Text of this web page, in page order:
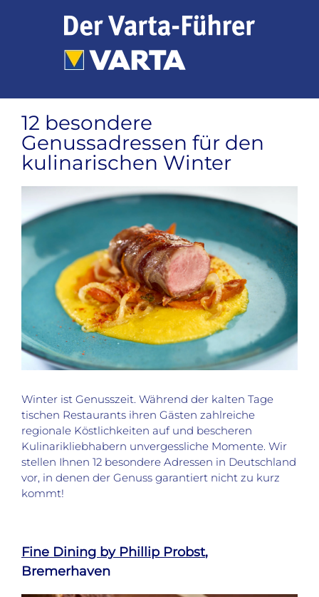
12 besondere
Genussadressen für den
kulinarischen Winter
grösseres
Bild
Winter ist Genusszeit. Während der kalten Tage
tischen Restaurants ihren Gästen zahlreiche
regionale Köstlichkeiten auf und bescheren
Kulinarikliebhabern unvergessliche Momente. Wir
stellen Ihnen 12 besondere Adressen in Deutschland
vor, in denen der Genuss garantiert nicht zu kurz
kommt!
Fine Dining by Phillip Probst,
Bremerhaven